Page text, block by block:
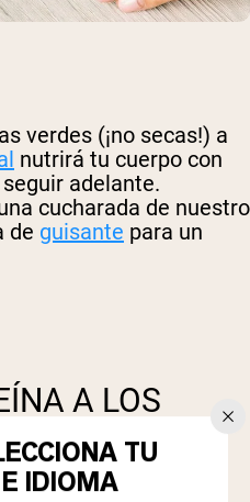
verdes (¡no secas!) a
nutrirá tu cuerpo con
adelante.
cucharada de nuestro
de guisante para un
A LOS
TU
IDIOMA